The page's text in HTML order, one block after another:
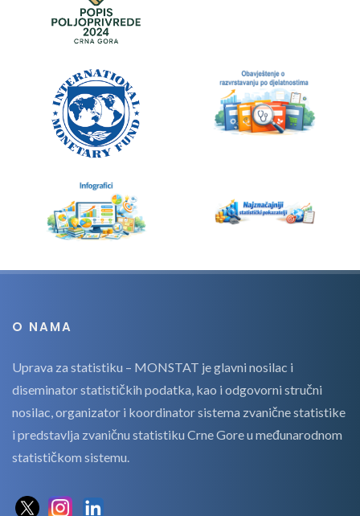
O NAMA
Uprava za statistiku – MONSTAT je glavni nosilac i
diseminator statističkih podatka, kao i odgovorni stručni
nosilac, organizator i koordinator sistema zvanične statistike
i predstavlja zvaničnu statistiku Crne Gore u međunarodnom
statističkom sistemu.